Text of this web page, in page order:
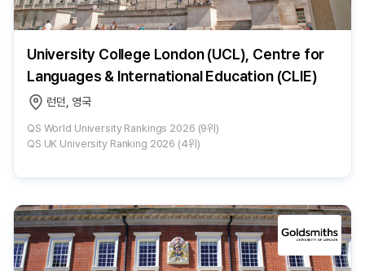
University College London (UCL), Centre for
Languages & International Education (CLIE)
런던, 영국
QS World University Rankings 2026 (9위)
QS UK University Ranking 2026 (4위)